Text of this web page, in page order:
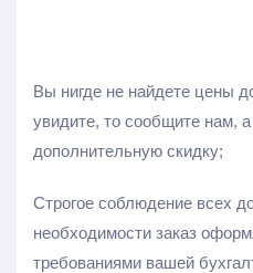
Вы нигде не найдете цены
увидите, то сообщите нам,
дополнительную скидку;
Строгое соблюдение всех
необходимости заказ
требованиями вашей